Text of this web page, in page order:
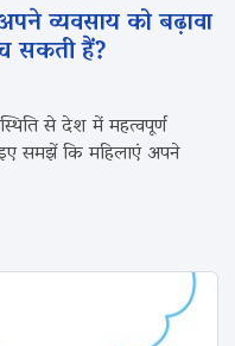
व्यवसाय को बढ़ावा
सकती हैं?
से देश में महत्वपूर्ण
समझें कि महिलाएं अपने